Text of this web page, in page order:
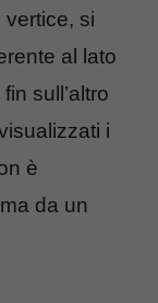
si
al lato
sull’altro
i
è
da un